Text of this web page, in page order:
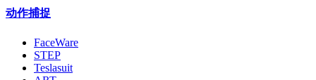
动作捕捉
FaceWare
STEP
Teslasuit